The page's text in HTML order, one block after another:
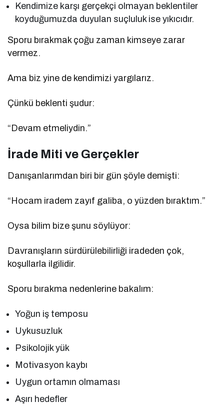
Kendimize karşı gerçekçi olmayan beklentiler
koyduğumuzda duyulan suçluluk ise yıkıcıdır.
Sporu bırakmak çoğu zaman kimseye zarar
vermez.
Ama biz yine de kendimizi yargılarız.
Çünkü beklenti şudur:
“Devam etmeliydin.”
İrade Miti ve Gerçekler
Danışanlarımdan biri bir gün şöyle demişti:
“Hocam iradem zayıf galiba, o yüzden bıraktım.”
Oysa bilim bize şunu söylüyor:
Davranışların sürdürülebilirliği iradeden çok,
koşullarla ilgilidir.
Sporu bırakma nedenlerine bakalım:
Yoğun iş temposu
Uykusuzluk
Psikolojik yük
Motivasyon kaybı
Uygun ortamın olmaması
Aşırı hedefler